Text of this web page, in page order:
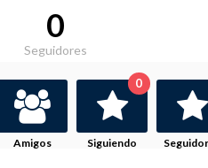
0
Seguidores
Amigos Siguiendo
0